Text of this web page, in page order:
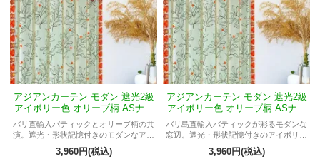
アジアンカーテン モダン 遮光2級
アイボリー色 オリーブ柄 ASナッ
ツMマフロ
バリ直輸入バティックとオリーブ柄の共
演。遮光・形状記憶付きのモダンなアジ
アンカーテンです。
3,960円(税込)
アジアンカーテン モダン 遮光2級
アイボリー色 オリーブ柄 ASナッ
ツMラニ
バリ島直輸入バティックが彩るモダンな
窓辺。遮光・形状記憶付きのアイボリー
色オリーブ柄カーテン。
3,960円(税込)